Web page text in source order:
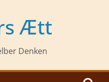
Ætt
Denken